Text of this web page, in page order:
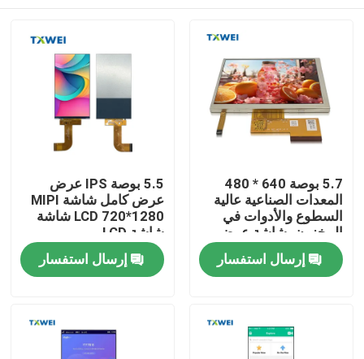
المنزل
5.7 بوصة 640 * 480
المعدات الصناعية عالية
السطوع والأدوات في
المخزون، شاشة عرض
LCD 350 السطوع
إرسال استفسار
5.5 بوصة IPS عرض
عرض كامل شاشة MIPI
LCD 720*1280 شاشة
شاشة LCD
إرسال استفسار